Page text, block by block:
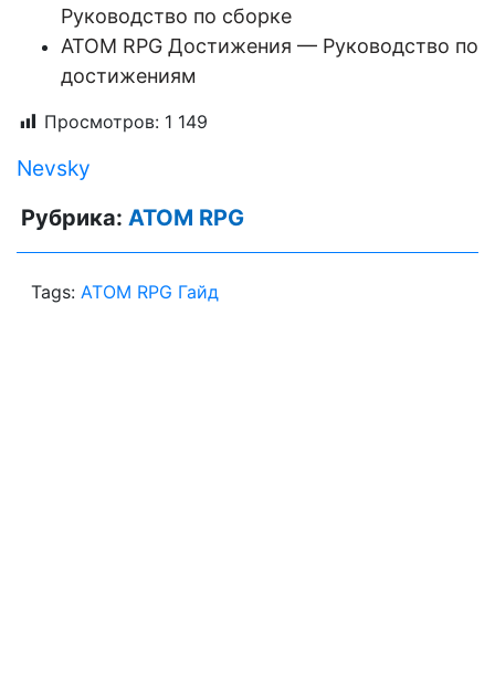
Руководство по сборке
ATOM RPG Достижения — Руководство по
достижениям
Просмотров: 1 149
Nevsky
Рубрика: ATOM RPG
Tags: ATOM RPG Гайд